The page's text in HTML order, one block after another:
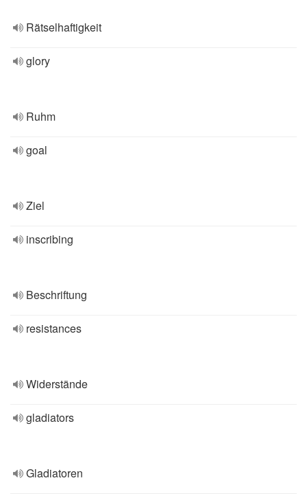
Rätselhaftigkeit
glory
Ruhm
goal
Ziel
inscribing
Beschriftung
resistances
Widerstände
gladiators
Gladiatoren